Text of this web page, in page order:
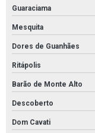
Guaraciama
Mesquita
Dores de Guanhães
Ritápolis
Barão de Monte Alto
Descoberto
Dom Cavati